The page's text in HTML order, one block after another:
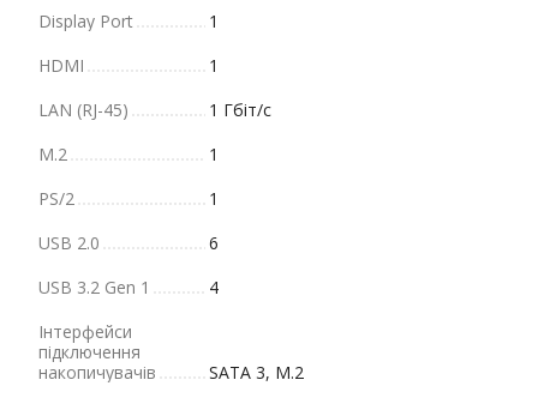
Display Port
1
HDMI
1
LAN (RJ-45)
1 Гбіт/с
M.2
1
PS/2
1
USB 2.0
6
USB 3.2 Gen 1
4
Інтерфейси
підключення
накопичувачів
SATA 3, M.2